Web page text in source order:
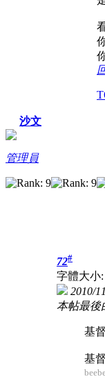
沙文
管理員
72#
字體大小:
2010/
本帖最後
基
基